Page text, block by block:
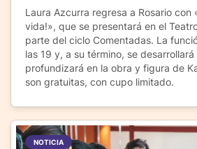
Laura Azcurra regresa a Rosario con
vida!», que se presentará en el
parte del ciclo Comentadas. La
las 19 y, a su término, se
profundizará en la obra y figura de
son gratuitas, con cupo limitado.
NOTICIA